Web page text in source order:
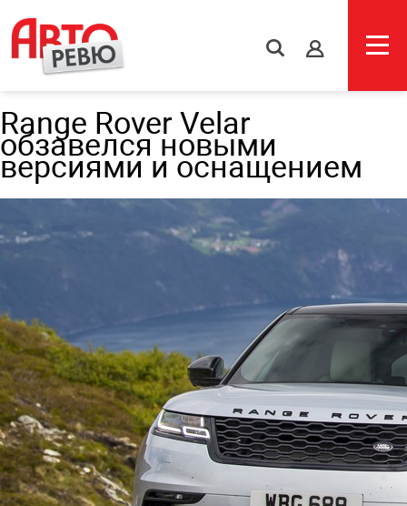
s
Range Rover Velar
обзавелся новыми
версиями и оснащением